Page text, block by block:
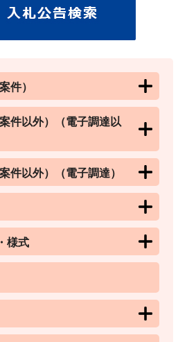
件）
件以外）（電子調達以
件以外）（電子調達）
様式